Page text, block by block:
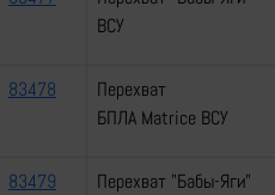
ВСУ
83478
Перехват
БПЛА Matrice ВСУ
83479
Перехват "Бабы-Яги"